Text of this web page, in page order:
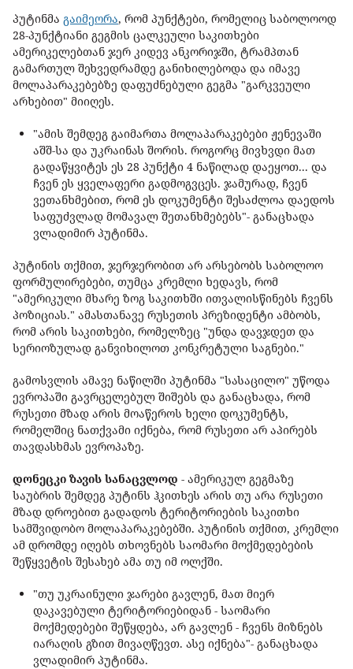
პუტინმა გაიმეორა, რომ პუნქტები, რომელიც საბოლოოდ
28-პუნქტიანი გეგმის ცალკეული საკითხები
ამერიკელებთან ჯერ კიდევ ანკორიჯში, ტრამპთან
გამართულ შეხვედრამდე განიხილებოდა და იმავე
მოლაპარაკებებზე დაფუძნებული გეგმა "გარკვეული
არხებით" მიიღეს.
"ამის შემდეგ გაიმართა მოლაპარაკებები ჟენევაში
აშშ-სა და უკრაინას შორის. როგორც მივხვდი მათ
გადაწყვიტეს ეს 28 პუნქტი 4 ნაწილად დაეყოთ... და
ჩვენ ეს ყველაფერი გადმოგვცეს. ჯამურად, ჩვენ
ვეთანხმებით, რომ ეს დოკუმენტი შესაძლოა დაედოს
საფუძვლად მომავალ შეთანხმებებს"- განაცხადა
ვლადიმირ პუტინმა.
პუტინის თქმით, ჯერჯერობით არ არსებობს საბოლოო
ფორმულირებები, თუმცა კრემლი ხედავს, რომ
"ამერიკული მხარე ზოგ საკითხში ითვალისწინებს ჩვენს
პოზიციას." ამასთანავე რუსეთის პრეზიდენტი ამბობს,
რომ არის საკითხები, რომელზეც "უნდა დავჯდეთ და
სერიოზულად განვიხილოთ კონკრეტული საგნები."
გამოსვლის ამავე ნაწილში პუტინმა "სასაცილო" უწოდა
ევროპაში გავრცელებულ შიშებს და განაცხადა, რომ
რუსეთი მზად არის მოაწეროს ხელი დოკუმენტს,
რომელშიც ნათქვამი იქნება, რომ რუსეთი არ აპირებს
თავდასხმას ევროპაზე.
დონეცკი ზავის სანაცვლოდ - ამერიკულ გეგმაზე
საუბრის შემდეგ პუტინს ჰკითხეს არის თუ არა რუსეთი
მზად დროებით გადადოს ტერიტორიების საკითხი
სამშვიდობო მოლაპარაკებებში. პუტინის თქმით, კრემლი
ამ დრომდე იღებს თხოვნებს საომარი მოქმედებების
შეწყვეტის შესახებ ამა თუ იმ ოლქში.
"თუ უკრაინული ჯარები გავლენ, მათ მიერ
დაკავებული ტერიტორიებიდან - საომარი
მოქმედებები შეწყდება, არ გავლენ - ჩვენს მიზნებს
იარაღის გზით მივაღწევთ. ასე იქნება"- განაცხადა
ვლადიმირ პუტინმა.